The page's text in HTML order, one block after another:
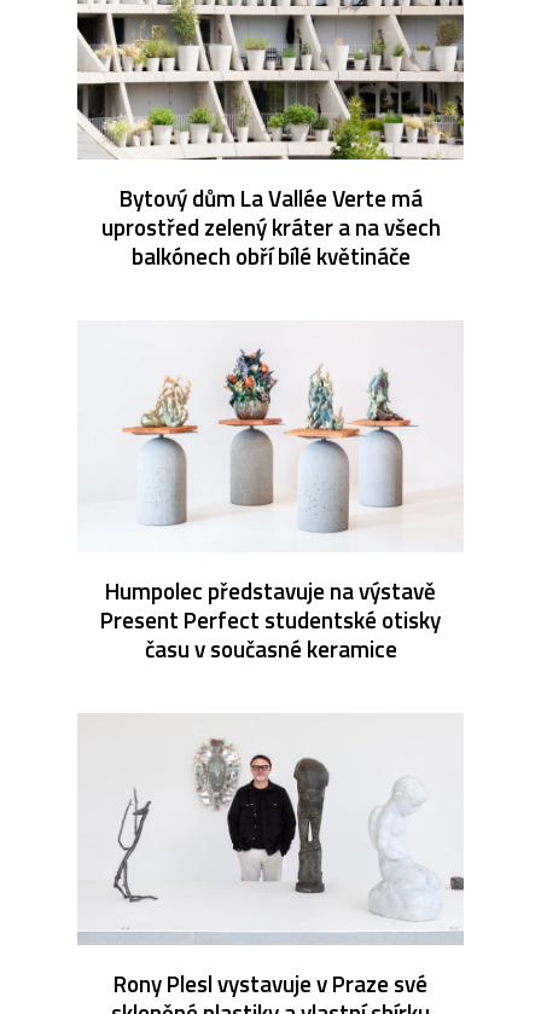
Bytový dům La Vallée Verte má
uprostřed zelený kráter a na všech
balkónech obří bílé květináče
Humpolec představuje na výstavě
Present Perfect studentské otisky
času v současné keramice
Rony Plesl vystavuje v Praze své